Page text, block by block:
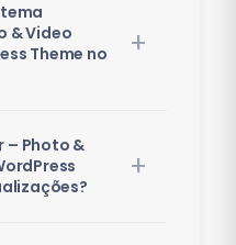
& Video
Theme no
– Photo &